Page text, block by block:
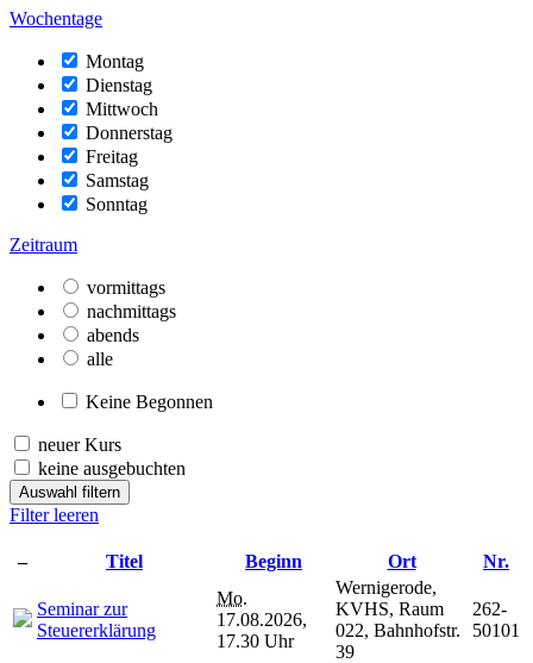
Wochentage
Montag
Dienstag
Mittwoch
Donnerstag
Freitag
Samstag
Sonntag
Zeitraum
vormittags
nachmittags
abends
alle
Keine Begonnen
neuer Kurs
keine ausgebuchten
Auswahl filtern
Filter leeren
– Titel Beginn Ort Nr.
Seminar zur
Steuererklärung
Mo.
17.08.2026,
17.30 Uhr
Wernigerode,
KVHS, Raum
022, Bahnhofstr.
39
262-
50101